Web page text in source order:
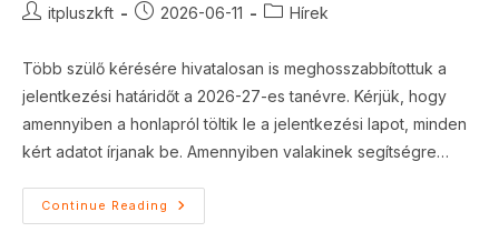
Postitpluszkft
Post2026-06-11
PostHírek
Több szülő kérésére hivatalosan is meghosszabbítottuk a
jelentkezési határidőt a 2026-27-es tanévre. Kérjük, hogy
amennyiben a honlapról töltik le a jelentkezési lapot, minden
kért adatot írjanak be. Amennyiben valakinek segítségre…
Continue Reading
Beiratkozás
Meghosszabítása